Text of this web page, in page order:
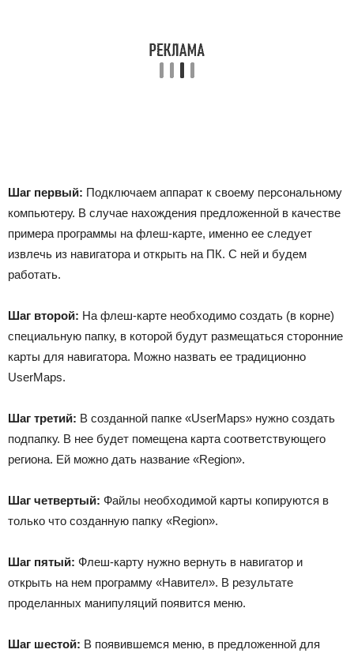
Шаг первый: Подключаем аппарат к своему персональному
компьютеру. В случае нахождения предложенной в качестве
примера программы на флеш-карте, именно ее следует
извлечь из навигатора и открыть на ПК. С ней и будем
работать.
Шаг второй: На флеш-карте необходимо создать (в корне)
специальную папку, в которой будут размещаться сторонние
карты для навигатора. Можно назвать ее традиционно
UserMaps.
Шаг третий: В созданной папке «UserMaps» нужно создать
подпапку. В нее будет помещена карта соответствующего
региона. Ей можно дать название «Region».
Шаг четвертый: Файлы необходимой карты копируются в
только что созданную папку «Region».
Шаг пятый: Флеш-карту нужно вернуть в навигатор и
открыть на нем программу «Навител». В результате
проделанных манипуляций появится меню.
Шаг шестой: В появившемся меню, в предложенной для